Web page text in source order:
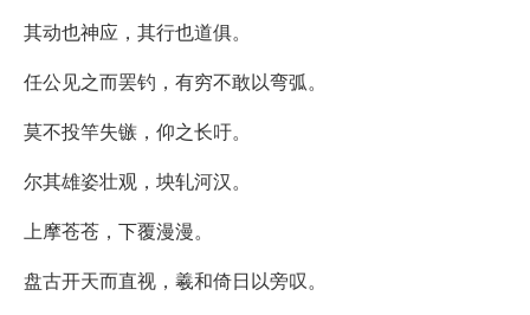
其动也神应，其行也道俱。
任公见之而罢钓，有穷不敢以弯弧。
莫不投竿失镞，仰之长吁。
尔其雄姿壮观，坱轧河汉。
上摩苍苍，下覆漫漫。
盘古开天而直视，羲和倚日以旁叹。